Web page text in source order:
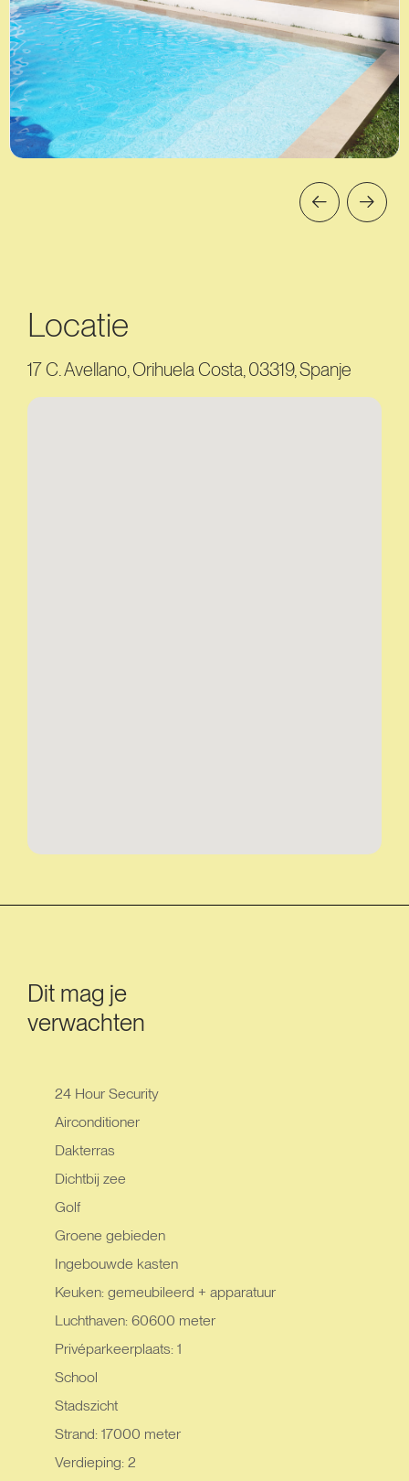
Locatie
17 C. Avellano, Orihuela Costa, 03319, Spanje
Dit mag je
verwachten
24 Hour Security
Airconditioner
Dakterras
Dichtbij zee
Golf
Groene gebieden
Ingebouwde kasten
Keuken: gemeubileerd + apparatuur
Luchthaven: 60600 meter
Privéparkeerplaats: 1
School
Stadszicht
Strand: 17000 meter
Verdieping: 2